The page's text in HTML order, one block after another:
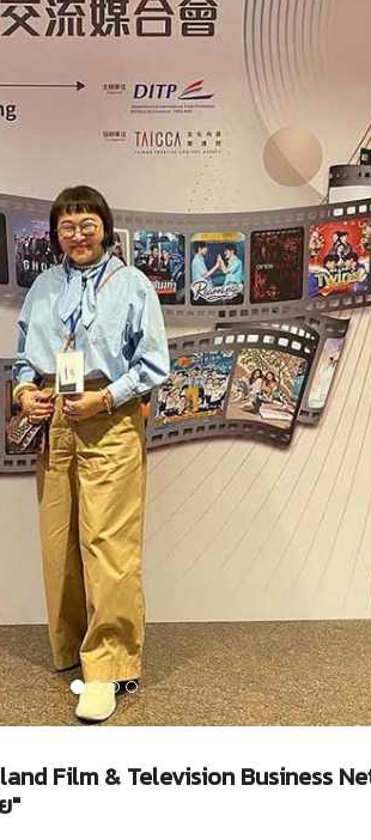
Film & Television Business
"